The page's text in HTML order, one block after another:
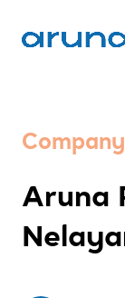
Company
Aruna